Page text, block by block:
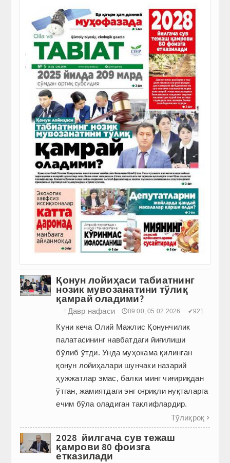
Қонун лойиҳаси табиатнинг
нозик мувозанатини тўлиқ
қамрай оладими?
≡ Давр нафаси 🕔09:00, 05.02.2026 ✔921
Куни кеча Олий Мажлис Қонунчилик
палатасининг навбатдаги йиғилиши
бўлиб ўтди. Унда муҳокама қилинган
қонун лойиҳалари шунчаки назарий
ҳужжатлар эмас, балки минг чиғириқдан
ўтган, жамиятдаги энг оғриқли нуқталарга
ечим бўла оладиган таклифлардир.
Тўлиқроқ 
2028 йилгача сув тежаш
қамрови 80 фоизга
етказилади